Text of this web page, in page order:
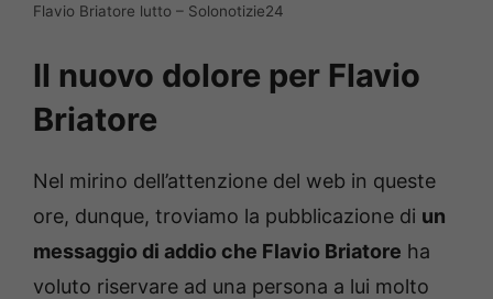
Flavio Briatore lutto – Solonotizie24
Il nuovo dolore per Flavio
Briatore
Nel mirino dell’attenzione del web in queste
ore, dunque, troviamo la pubblicazione di un
messaggio di addio che Flavio Briatore ha
voluto riservare ad una persona a lui molto